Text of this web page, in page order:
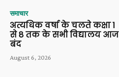
समाचार
अत्यधिक वर्षा के चलते कक्षा 1
से 8 तक के सभी विद्यालय आज
बंद
August 6, 2026